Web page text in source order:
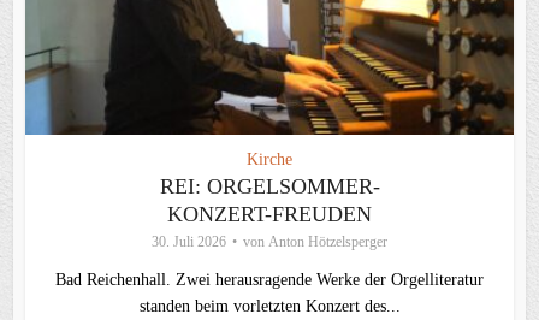
Kirche
REI: ORGELSOMMER-
KONZERT-FREUDEN
30. Juli 2026 von Anton Hötzelsperger
Bad Reichenhall. Zwei herausragende Werke der Orgelliteratur
standen beim vorletzten Konzert des...